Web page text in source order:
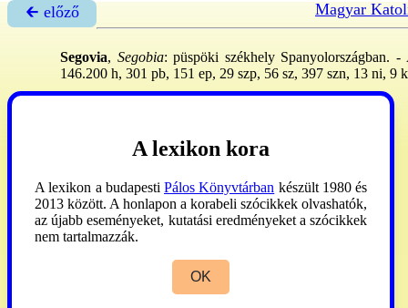
🡰 előző Magyar
Segovia, Segobia: püspöki székhely Spanyolországban.
146.200 h, 301 pb, 151 ep, 29 szp, 56 sz, 397 szn, 13 ni, 9
A lexikon kora
A lexikon a budapesti Pálos Könyvtárban készült 1980 és
2013 között. A honlapon a korabeli szócikkek olvashatók,
az újabb eseményeket, kutatási eredményeket a szócikkek
nem tartalmazzák.
OK